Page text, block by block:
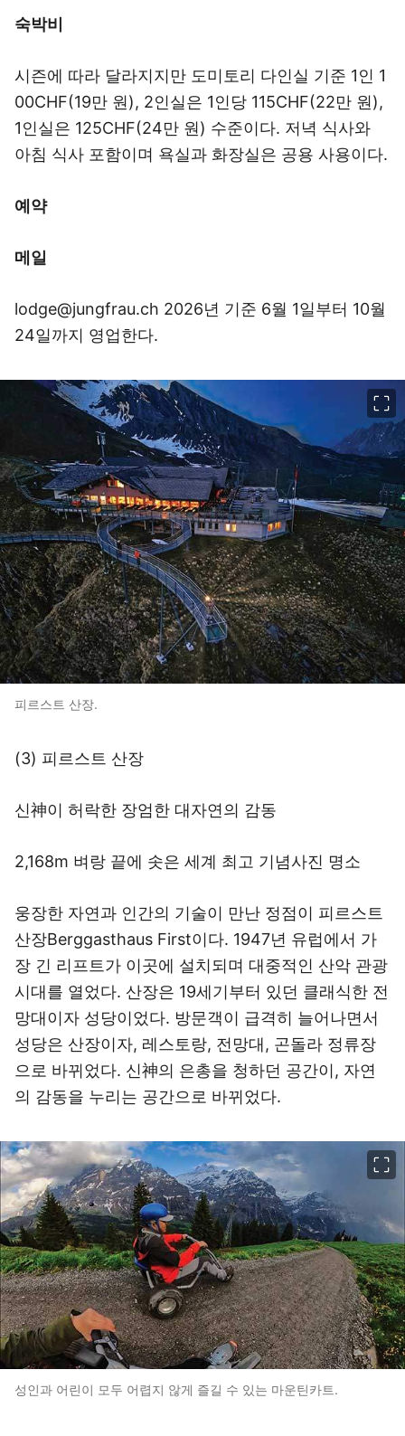
숙박비
시즌에 따라 달라지지만 도미토리 다인실 기준 1인 1
00CHF(19만 원), 2인실은 1인당 115CHF(22만 원),
1인실은 125CHF(24만 원) 수준이다. 저녁 식사와
아침 식사 포함이며 욕실과 화장실은 공용 사용이다.
예약
메일
lodge@jungfrau.ch 2026년 기준 6월 1일부터 10월
24일까지 영업한다.
피르스트 산장.
(3) 피르스트 산장
신神이 허락한 장엄한 대자연의 감동
2,168m 벼랑 끝에 솟은 세계 최고 기념사진 명소
웅장한 자연과 인간의 기술이 만난 정점이 피르스트
산장Berggasthaus First이다. 1947년 유럽에서 가
장 긴 리프트가 이곳에 설치되며 대중적인 산악 관광
시대를 열었다. 산장은 19세기부터 있던 클래식한 전
망대이자 성당이었다. 방문객이 급격히 늘어나면서
성당은 산장이자, 레스토랑, 전망대, 곤돌라 정류장
으로 바뀌었다. 신神의 은총을 청하던 공간이, 자연
의 감동을 누리는 공간으로 바뀌었다.
성인과 어린이 모두 어렵지 않게 즐길 수 있는 마운틴카트.